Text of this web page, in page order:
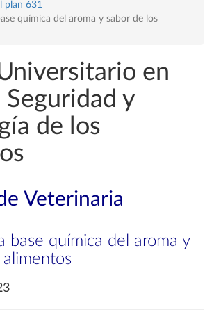
plan 631
química del aroma y sabor de los
en
Seguridad y
de los
Veterinaria
base química del aroma y